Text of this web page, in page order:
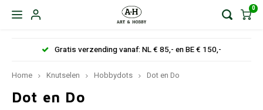
0
Gratis verzending vanaf: NL € 85,- en BE € 150,-
Home Knutselen Hobbydots Dot en Do
Dot en Do